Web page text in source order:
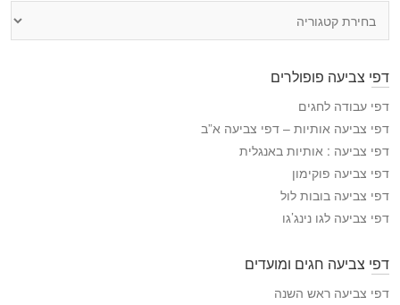
י
ה
צ
י
ע
ה
דפי צביעה פופולרים
דפי עבודה לחגים
דפי צביעה אותיות – דפי צביעה א”ב
דפי צביעה : אותיות באנגלית
דפי צביעה פוקימון
דפי צביעה בובות לול
דפי צביעה לגו נינג’גו
דפי צביעה חגים ומועדים
דפי צביעה ראש השנה